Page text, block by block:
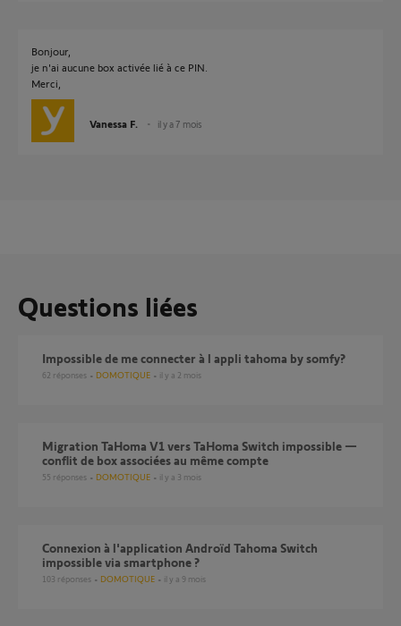
Bonjour,
je n'ai aucune box activée lié à ce PIN.
Merci,
Vanessa F. il y a 7 mois
Questions liées
Impossible de me connecter à l appli tahoma by somfy?
62 réponses DOMOTIQUE il y a 2 mois
Migration TaHoma V1 vers TaHoma Switch impossible —
conflit de box associées au même compte
55 réponses DOMOTIQUE il y a 3 mois
Connexion à l'application Androïd Tahoma Switch
impossible via smartphone ?
103 réponses DOMOTIQUE il y a 9 mois